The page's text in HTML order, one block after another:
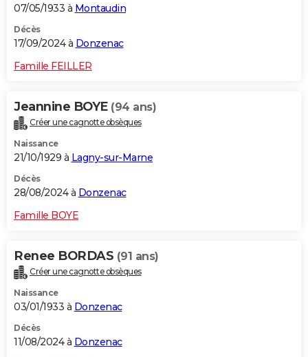
07/05/1933 à Montaudin
Décès
17/09/2024 à Donzenac
Famille FEILLER
Jeannine BOYE (94 ans)
Créer une cagnotte obsèques
Naissance
21/10/1929 à Lagny-sur-Marne
Décès
28/08/2024 à Donzenac
Famille BOYE
Renee BORDAS (91 ans)
Créer une cagnotte obsèques
Naissance
03/01/1933 à Donzenac
Décès
11/08/2024 à Donzenac